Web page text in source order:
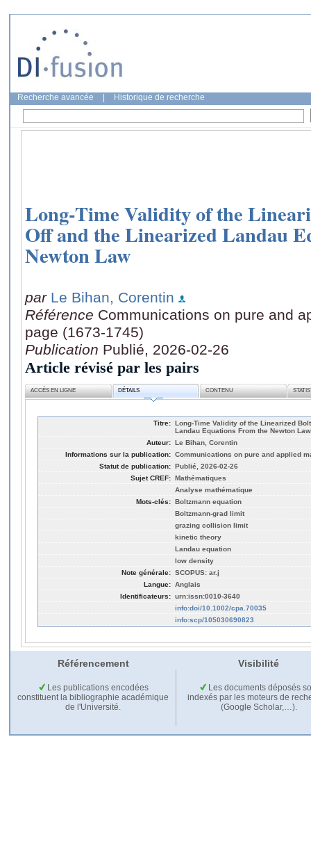
Recherche avancée Historique de recherche
Long‐Time Validity of the
Off and the Linearized Landau
Newton Law
par Le Bihan, Corentin
Référence Communications on pure and
page (1673-1745)
Publication Publié, 2026-02-26
Article révisé par les pairs
ACCÈS EN LIGNE DÉTAILS CONTENU
Titre: Long‐Time Validity of the Linearized
Landau Equations From the Newton Law
Auteur: Le Bihan, Corentin
Informations sur la publication: Communications on pure and applied
Statut de publication: Publié, 2026-02-26
Sujet CREF: Mathématiques
Analyse mathématique
Mots-clés: Boltzmann equation
Boltzmann-grad limit
grazing collision limit
kinetic theory
Landau equation
low density
Note générale: SCOPUS: ar.j
Langue: Anglais
Identificateurs: urn:issn:0010-3640
info:doi/10.1002/cpa.70035
info:scp/105030690823
Référencement Visibilité
Les publications encodées
constituent la bibliographie académique
de l'Université.
Les documents déposés
indexés par les moteurs de
(Google Scholar,…).